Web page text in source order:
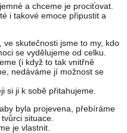
a chceme je prociťovat.
i takové emoce připustit a
skutečnosti jsme to my, kdo
se vydělujeme od celku.
(i když to tak vnitřně
nedáváme jí možnost se
si ji k sobě přitahujeme.
byla projevena, přebíráme
situace.
je vlastnit.